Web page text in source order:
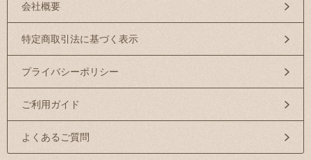
会社概要
特定商取引法に基づく表示
プライバシーポリシー
ご利用ガイド
よくあるご質問